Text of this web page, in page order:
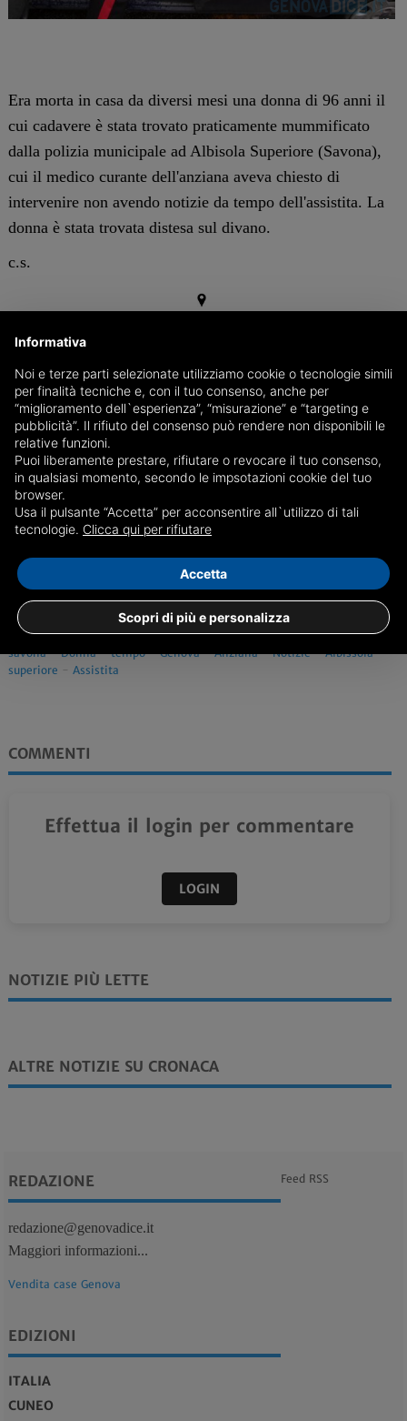
Era morta in casa da diversi mesi una donna di 96 anni il
cui cadavere è stata trovato praticamente mummificato
dalla polizia municipale ad Albisola Superiore (Savona),
cui il medico curante dell'anziana aveva chiesto di
intervenire non avendo notizie da tempo dell'assistita. La
donna è stata trovata distesa sul divano.
c.s.
Condividi
Tag:
savona-Donna-tempo-Genova-Anziana-Notizie-Albissola
superiore - Assistita
COMMENTI
Effettua il login per commentare
LOGIN
NOTIZIE PIÙ LETTE
ALTRE NOTIZIE SU CRONACA
REDAZIONE
redazione@genovadice.it
Maggiori informazioni...
Vendita case Genova
EDIZIONI
ITALIA
CUNEO
Feed RSS
Informativa
Noi e terze parti selezionate utilizziamo cookie o tecnologie simili
per finalità tecniche e, con il tuo consenso, anche per
“miglioramento dell`esperienza”, “misurazione” e “targeting e
pubblicità”. Il rifiuto del consenso può rendere non disponibili le
relative funzioni.
Puoi liberamente prestare, rifiutare o revocare il tuo consenso,
in qualsiasi momento, secondo le impsotazioni cookie del tuo
browser.
Usa il pulsante “Accetta” per acconsentire all`utilizzo di tali
tecnologie. Clicca qui per rifiutare
Scopri di più e personalizza
Accetta